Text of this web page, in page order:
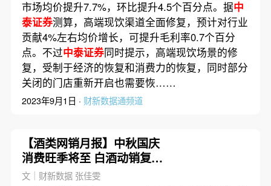
市场均价提升7.7%，环比提升4.5个百分点。据中
泰证券测算，高端现饮渠道全面修复，预计对行业
贡献4%左右均价增长，可提升毛利率0.7个百分
点。不过中泰证券同时提示，高端现饮场景的修
复，受制于经济的恢复和消费力的恢复，同时部分
关闭的门店重新开启也需要恢……
2023年9月1日 · 财新数据通频道
【酒类网销月报】中秋国庆
消费旺季将至 白酒动销复苏
情况如何？
文｜财新数据 张佳雯